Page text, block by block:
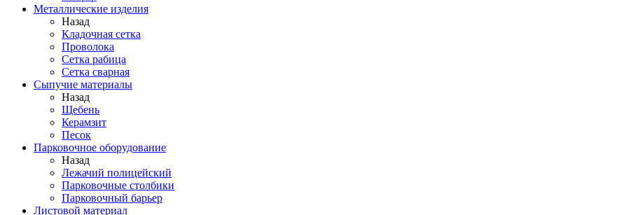
Металлические изделия
Назад
Кладочная сетка
Проволока
Сетка рабица
Сетка сварная
Сыпучие материалы
Назад
Щебень
Керамзит
Песок
Парковочное оборудование
Назад
Лежачий полицейский
Парковочные столбики
Парковочный барьер
Листовой материал